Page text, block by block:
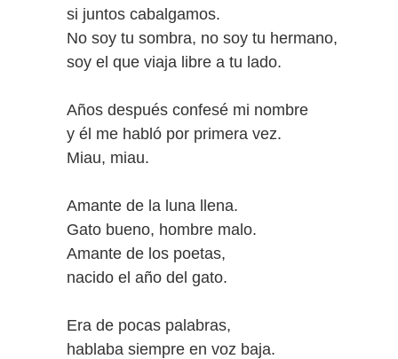
si juntos cabalgamos.
No soy tu sombra, no soy tu hermano,
soy el que viaja libre a tu lado.
Años después confesé mi nombre
y él me habló por primera vez.
Miau, miau.
Amante de la luna llena.
Gato bueno, hombre malo.
Amante de los poetas,
nacido el año del gato.
Era de pocas palabras,
hablaba siempre en voz baja.